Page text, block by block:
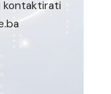
kontaktirati